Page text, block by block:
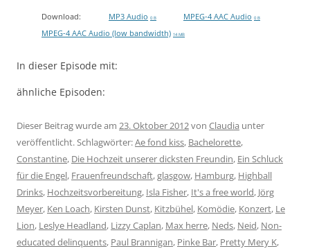
Download: MP3 Audio 0 B MPEG-4 AAC Audio 0 B
MPEG-4 AAC Audio (low bandwidth) 14 MB
In dieser Episode mit:
ähnliche Episoden:
Dieser Beitrag wurde am 23. Oktober 2012von Claudia unter
veröffentlicht. Schlagwörter:Ae fond kiss, Bachelorette,
Constantine, Die Hochzeit unserer dicksten Freundin, Ein Schluck
für die Engel, Frauenfreundschaft,glasgow, Hamburg, Highball
Drinks, Hochzeitsvorbereitung, Isla Fisher, It's a free world, Jörg
Meyer, Ken Loach, Kirsten Dunst, Kitzbühel, Komödie, Konzert, Le
Lion, Leslye Headland, Lizzy Caplan, Max herre, Neds, Neid, Non-
educated delinquents, Paul Brannigan, Pinke Bar, Pretty Mery K,